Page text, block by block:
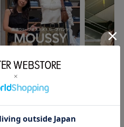
MOUSSY
林田結子
MOUSSY